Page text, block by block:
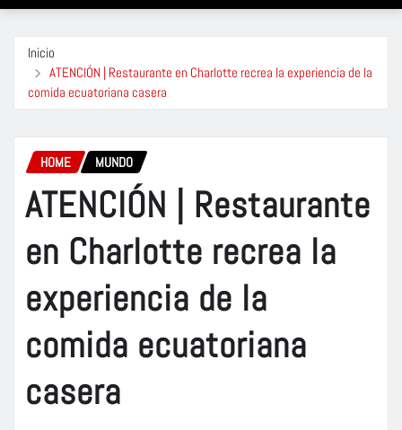
Inicio
ATENCIÓN | Restaurante en Charlotte recrea la experiencia de la
comida ecuatoriana casera
HOME MUNDO
ATENCIÓN | Restaurante
en Charlotte recrea la
experiencia de la
comida ecuatoriana
casera